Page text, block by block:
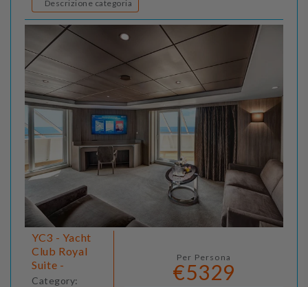
Descrizione categoria
YC3 - Yacht
Club Royal
Suite -
Category:
Per Persona
€5329